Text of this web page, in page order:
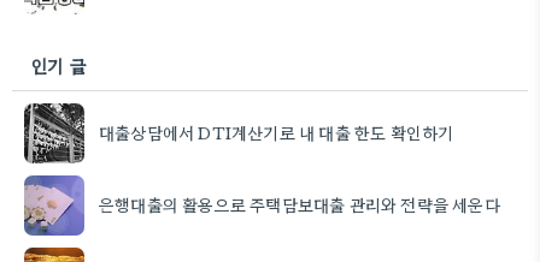
인기 글
대출상담에서 DTI계산기로 내 대출 한도 확인하기
은행대출의 활용으로 주택담보대출 관리와 전략을 세운다